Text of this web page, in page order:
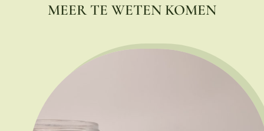
MEER TE WETEN KOMEN